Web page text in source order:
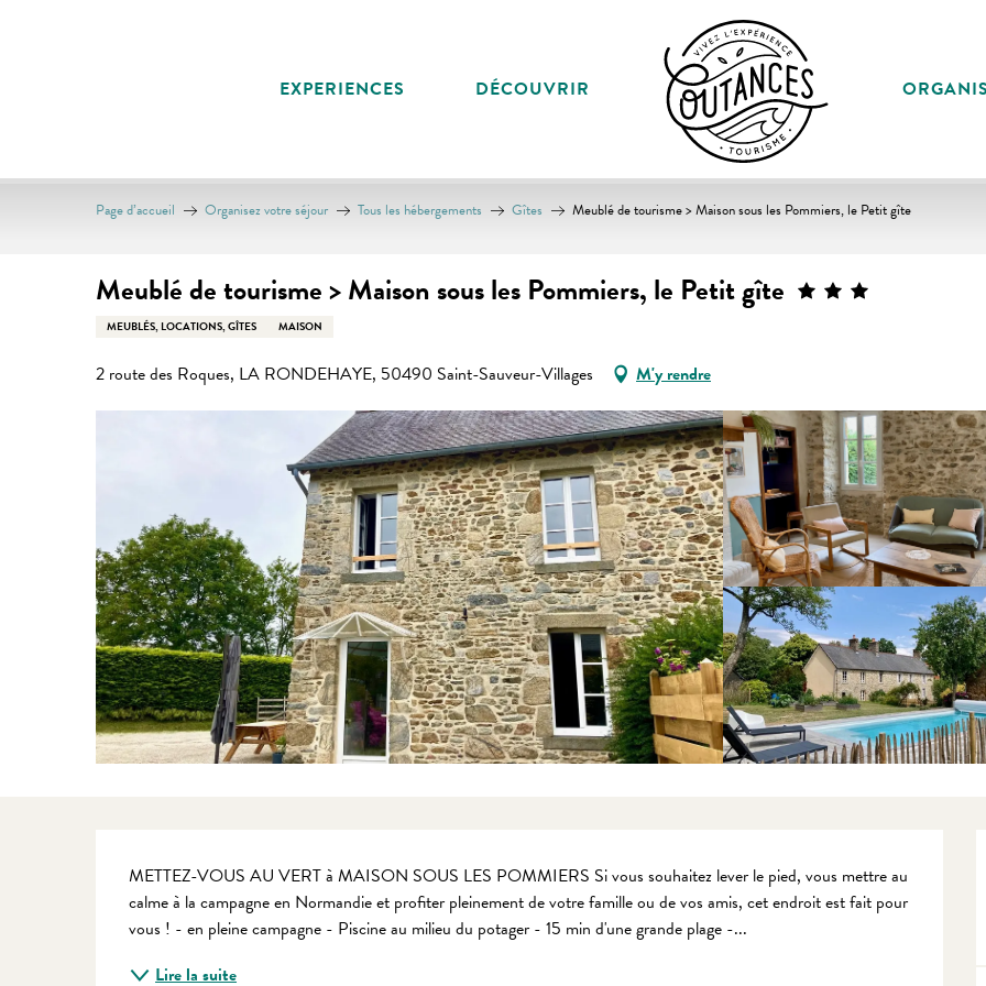
EXPERIENCES DÉCOUVRIR
Page d’accueil Organisez votre séjour Tous les hébergements Gîtes Meublé de tourisme > Maison sous les Pommiers, le Petit gîte
Meublé de tourisme > Maison sous les Pommiers, le Petit gîte
MEUBLÉS, LOCATIONS, GÎTES MAISON
2 route des Roques, LA RONDEHAYE, 50490 Saint-Sauveur-Villages M'y rendre
Description
METTEZ-VOUS AU VERT à MAISON SOUS LES POMMIERS Si vous souhaitez lever le pied, vous mettre au
calme à la campagne en Normandie et profiter pleinement de votre famille ou de vos amis, cet endroit est fait pour
vous ! - en pleine campagne - Piscine au milieu du potager - 15 min d'une grande plage -...
Lire la suite